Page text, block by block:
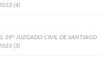
(4)
29° JUZGADO CIVIL DE SANTIAGO
(3)